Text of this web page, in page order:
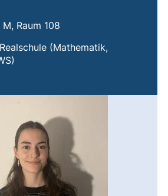
Raum 108
(Mathematik,